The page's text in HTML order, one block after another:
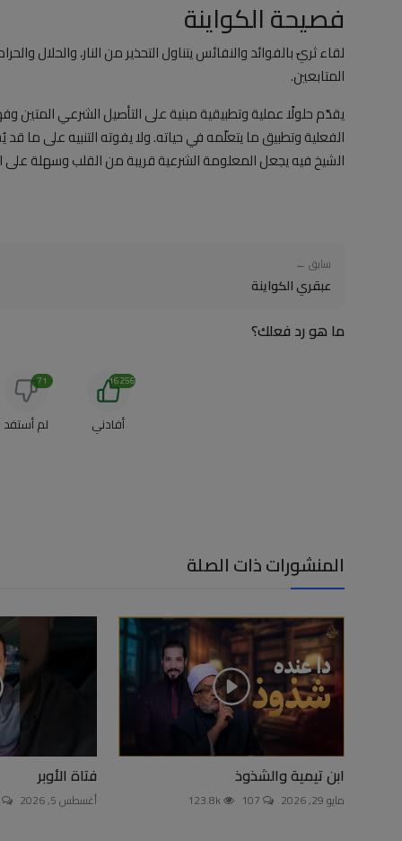
فصيحة الكواينة
لقاء ثريّ بالفوائد والنفائس يتناول التحذير من النار، والحلال
المتابعين.
يقدّم حلولًا عملية وتطبيقية مبنية على التأصيل الشرعي
الفعلية وتطبيق ما يتعلّمه في حياته. ولا يفوته التنبيه على
الشيخ فيه يجعل المعلومة الشرعية قريبة من القلب وسهلة
سابق ←
عبقري الكواينة
ما هو رد فعلك؟
أفادني
16256
لم أستفد
71
المنشورات ذات الصلة
ابن تيمية والشذوذ
مايو 29, 2026
فتاة الأوبر
أغسطس 5, 2026 0